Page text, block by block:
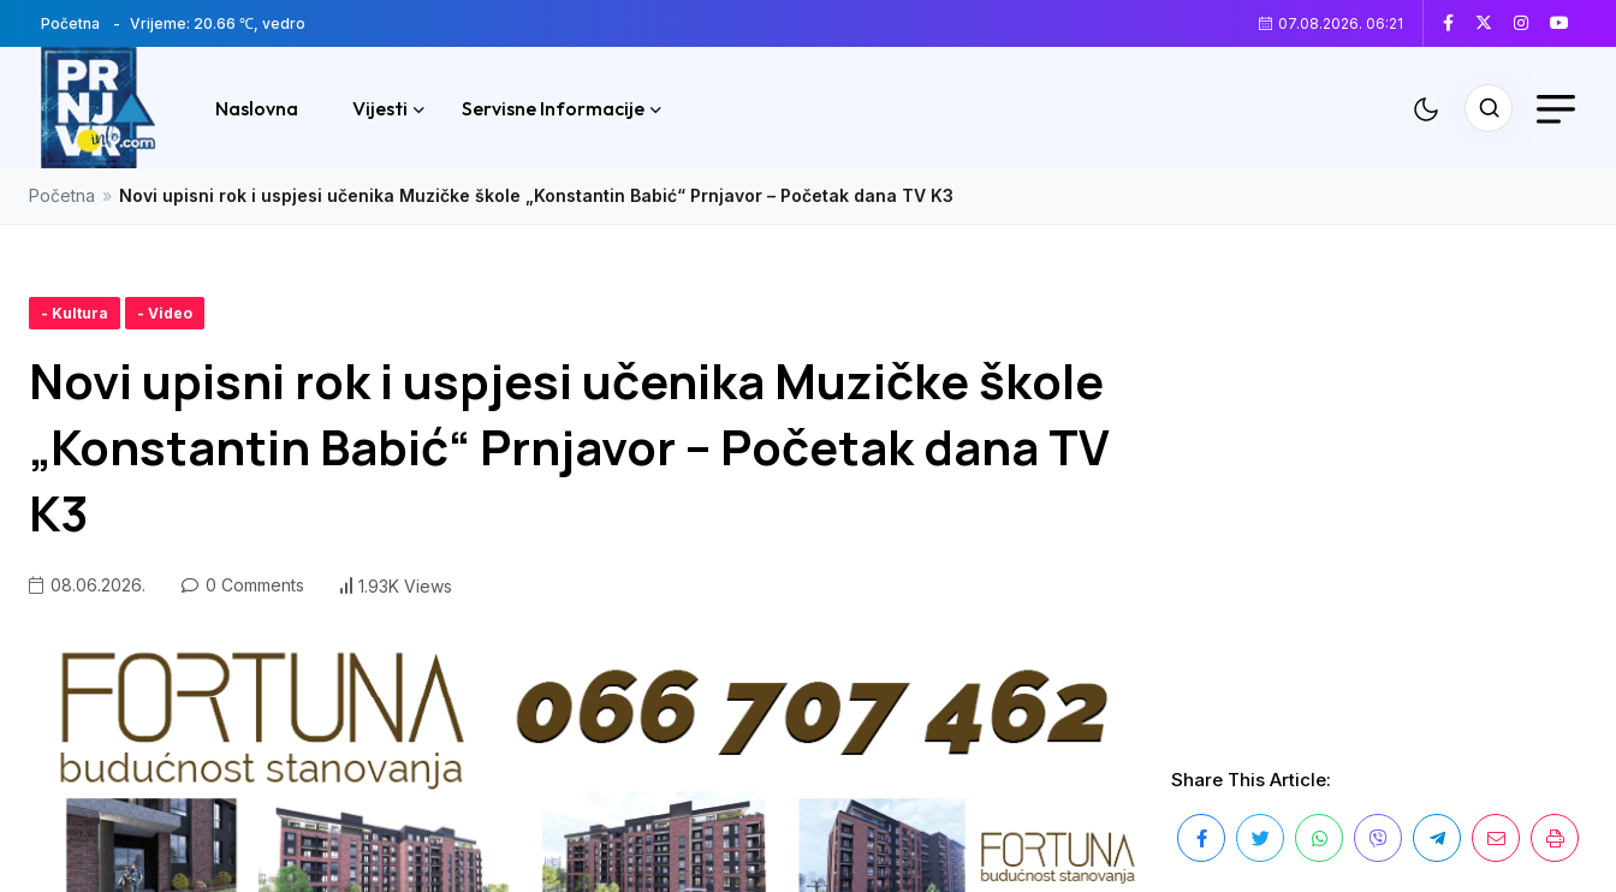
Početna Vrijeme: 20.66 ℃, vedro 07.08.2026. 06:21
Naslovna Vijesti Servisne Informacije
Početna » Novi upisni rok i uspjesi učenika Muzičke škole „Konstantin Babić“ Prnjavor – Početak dana TV K3
- Kultura - Video
Novi upisni rok i uspjesi učenika Muzičke škole
„Konstantin Babić“ Prnjavor – Početak dana TV
K3
08.06.2026. 0 Comments 1.93K Views
Share This Article: